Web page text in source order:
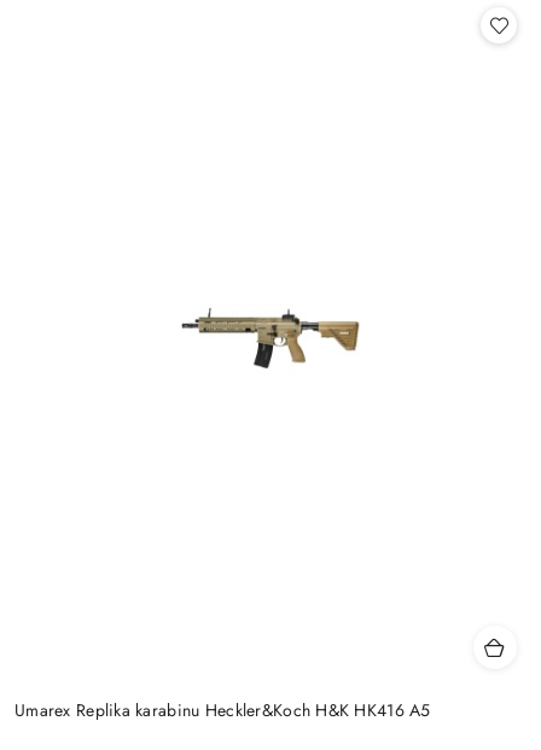
Umarex Replika karabinu Heckler&Koch H&K HK416 A5